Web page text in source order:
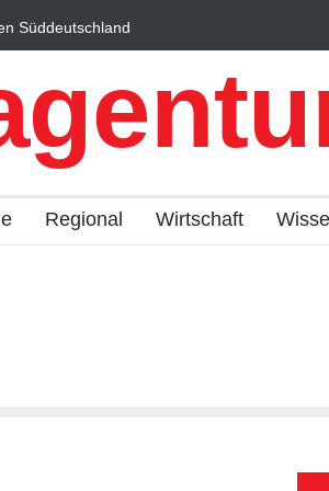
Süddeutschland
Wintersportorte als
Qualitätstourismus
Regional Wirtschaft